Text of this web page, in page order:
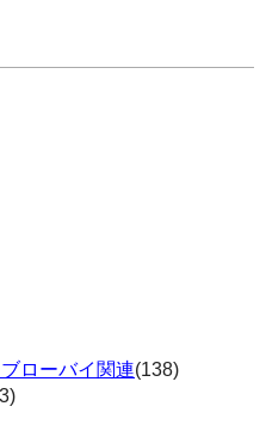
ローバイ関連(138)